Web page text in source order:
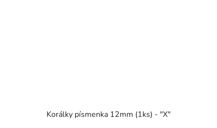
Korálky písmenka 12mm (1ks) - "X"